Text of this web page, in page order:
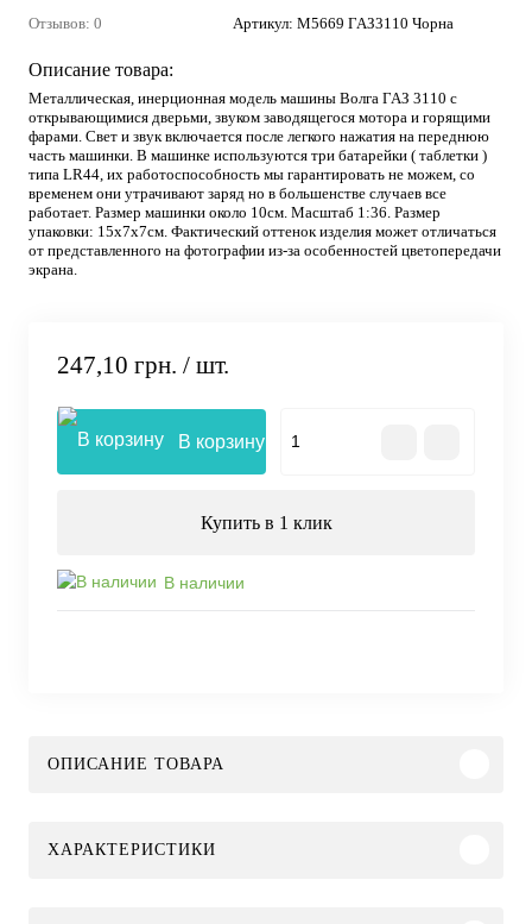
Отзывов: 0 Артикул: М5669 ГАЗ3110 Чорна
Описание товара:
Металлическая, инерционная модель машины Волга ГАЗ 3110 с
открывающимися дверьми, звуком заводящегося мотора и горящими
фарами. Свет и звук включается после легкого нажатия на переднюю
часть машинки. В машинке используются три батарейки ( таблетки )
типа LR44, их работоспособность мы гарантировать не можем, со
временем они утрачивают заряд но в большенстве случаев все
работает. Размер машинки около 10см. Масштаб 1:36. Размер
упаковки: 15х7х7см. Фактический оттенок изделия может отличаться
от представленного на фотографии из-за особенностей цветопередачи
экрана.
247,10 грн. / шт.
В корзину
Купить в 1 клик
В наличии
ОПИСАНИЕ ТОВАРА
ХАРАКТЕРИСТИКИ